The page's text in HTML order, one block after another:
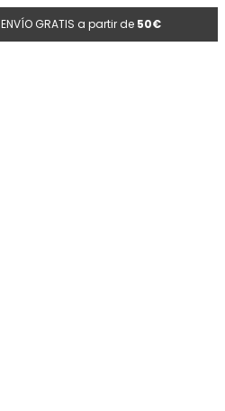
ENVÍO GRATIS a partir de 50€